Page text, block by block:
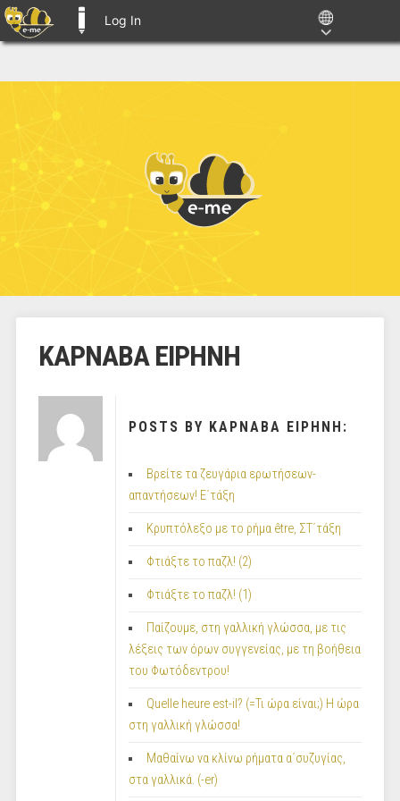
Log In
ΚΑΡΝΑΒΑ ΕΙΡΗΝΗ
POSTS BY ΚΑΡΝΑΒΑ ΕΙΡΗΝΗ:
Βρείτε τα ζευγάρια ερωτήσεων-
απαντήσεων! Ε΄τάξη
Κρυπτόλεξο με το ρήμα être, ΣΤ΄τάξη
Φτιάξτε το παζλ! (2)
Φτιάξτε το παζλ! (1)
Παίζουμε, στη γαλλική γλώσσα, με τις
λέξεις των όρων συγγενείας, με τη βοήθεια
του Φωτόδεντρου!
Quelle heure est-il? (=Τι ώρα είναι;) Η ώρα
στη γαλλική γλώσσα!
Μαθαίνω να κλίνω ρήματα α΄συζυγίας,
στα γαλλικά. (-er)